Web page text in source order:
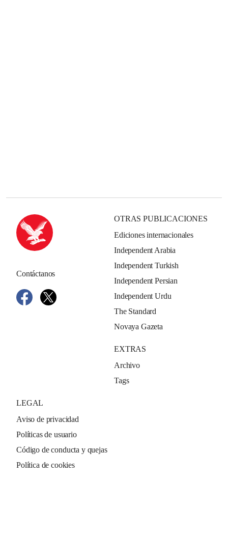
Contáctanos
OTRAS PUBLICACIONES
Ediciones internacionales
Independent Arabia
Independent Turkish
Independent Persian
Independent Urdu
The Standard
Novaya Gazeta
EXTRAS
Archivo
Tags
LEGAL
Aviso de privacidad
Políticas de usuario
Código de conducta y quejas
Política de cookies